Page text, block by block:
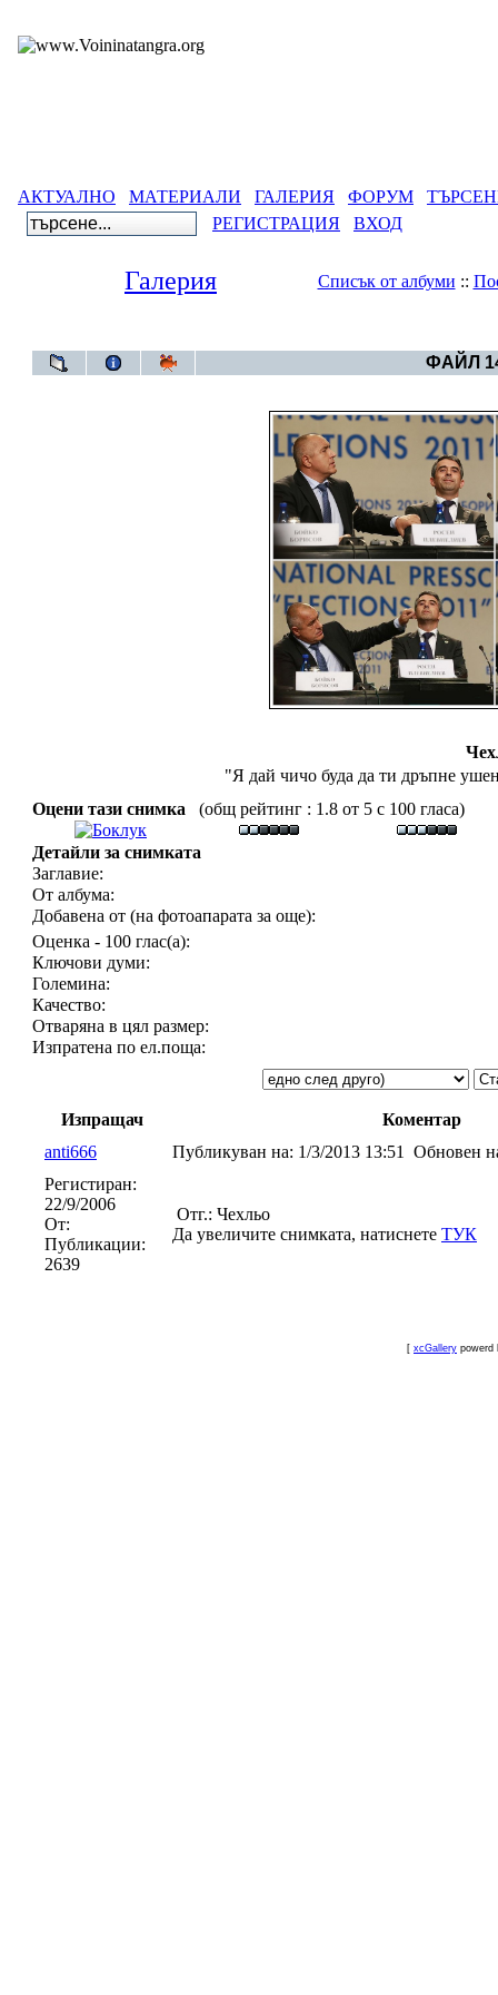
АКТУАЛНО МАТЕРИАЛИ ГАЛЕРИЯ ФОРУМ
РЕГИСТРАЦИЯ
ВХОД
Галерия Списък от албуми ::
ФАЙЛ
"Я дай чичо буда да ти дръпне
Оцени тази снимка
(общ рейтинг : 1.8 от 5 с 100 гласа)
Детайли за снимката
Заглавие:
От албума:
Добавена от (на фотоапарата за още):
Оценка - 100 глас(а):
Ключови думи:
Големина:
Качество:
Отваряна в цял размер:
Изпратена по ел.поща:
Изпращач
Коментар
anti666
Публикуван на: 1/3/2013 13:51 Обновен
Регистиран:
22/9/2006
От:
Публикации:
2639
Отг.: Чехльо
Да увеличите снимката, натиснете ТУК
[ xcGallery